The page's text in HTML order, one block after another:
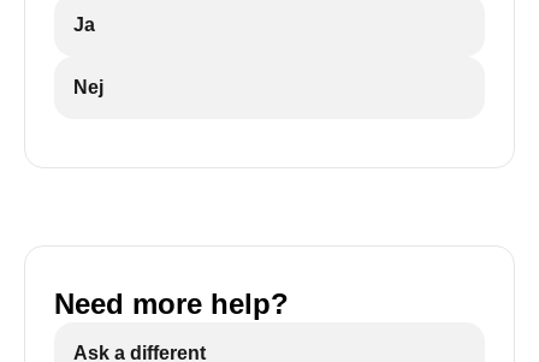
Ja
Nej
Need more help?
Ask a different